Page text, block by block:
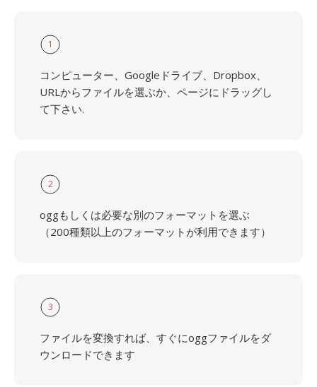
1
コンピューター、Googleドライブ、Dropbox、
URLからファイルを選ぶか、ページにドラッグし
て下さい.
2
oggもしくは必要な別のフォーマットを選ぶ
（200種類以上のフォーマットが利用できます）
3
ファイルを変換すれば、すぐにoggファイルをダ
ウンロードできます